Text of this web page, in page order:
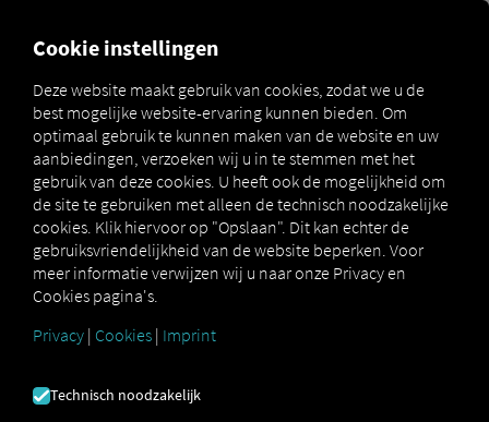
Marketplace WebTMS
Registreer nu en ga aan de slag!
WEBTMS
volgen
Cookie instellingen
Deze website maakt gebruik van cookies, zodat we u de
best mogelijke website-ervaring kunnen bieden. Om
optimaal gebruik te kunnen maken van de website en uw
aanbiedingen, verzoeken wij u in te stemmen met het
gebruik van deze cookies. U heeft ook de mogelijkheid om
de site te gebruiken met alleen de technisch noodzakelijke
cookies. Klik hiervoor op "Opslaan". Dit kan echter de
gebruiksvriendelijkheid van de website beperken. Voor
meer informatie verwijzen wij u naar onze Privacy en
Cookies pagina's.
Privacy | Cookies | Imprint
Technisch noodzakelijk